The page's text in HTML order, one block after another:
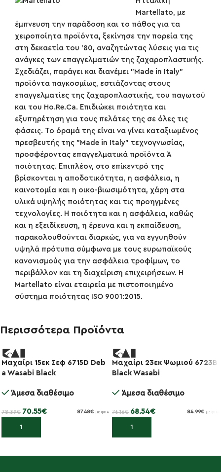
Martellato, με
έμπνευση την παράδοση και το πάθος για τα
χειροποίητα προϊόντα, ξεκίνησε την πορεία της
στη δεκαετία του '80, αναζητώντας λύσεις για τις
ανάγκες των επαγγελματιών της ζαχαροπλαστικής.
Σχεδιάζει, παράγει και διανέμει "Made in Italy"
προϊόντα παγκοσμίως, εστιάζοντας στους
επαγγελματίες της ζαχαροπλαστικής, του παγωτού
και του Ho.Re.Ca. Επιδιώκει ποιότητα και
εξυπηρέτηση για τους πελάτες της σε όλες τις
φάσεις. Το όραμά της είναι να γίνει καταξιωμένος
πρεσβευτής της "Made in Italy" τεχνογνωσίας,
προσφέροντας επαγγελματικά προϊόντα Ά
ποιότητας. Επιπλέον, στο επίκεντρό της
βρίσκονται η αποδοτικότητα, η ασφάλεια, η
καινοτομία και η οικο-βιωσιμότητα, χάρη στα
υλικά υψηλής ποιότητας και τις προηγμένες
τεχνολογίες. Η ποιότητα και η ασφάλεια, καθώς
και η εξειδίκευση, η έρευνα και η εκπαίδευση,
παρακολουθούνται διαρκώς, για να εγγυηθούν
υψηλά πρότυπα σύμφωνα με τους ευρωπαϊκούς
κανονισμούς για την ασφάλεια τροφίμων, το
περιβάλλον και τη διαχείριση επιχειρήσεων. Η
Martellato είναι εταιρεία με πιστοποιημένο
σύστημα ποιότητας ISO 9001:2015.
Περισσότερα Προϊόντα
Μαχαίρι 15εκ Σεφ 6715D Deb
a Wasabi Black
Άμεσα διαθέσιμο
78.39€ 70.55€ 87.48€ με ΦΠΑ
Προσθήκη στο καλάθι
-10%
Μαχαίρι 23εκ Ψωμιού 6723B
Black Wasabi
Άμεσα διαθέσιμο
76.16€ 68.54€ 84.99€ με ΦΠΑ
Προσθήκη στο καλάθι